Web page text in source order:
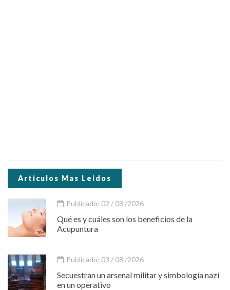
Articulos Mas Leidos
Publicado: 02 / 08 /2026
Qué es y cuáles son los beneficios de la
Acupuntura
Publicado: 03 / 08 /2026
Secuestran un arsenal militar y simbología nazi
en un operativo